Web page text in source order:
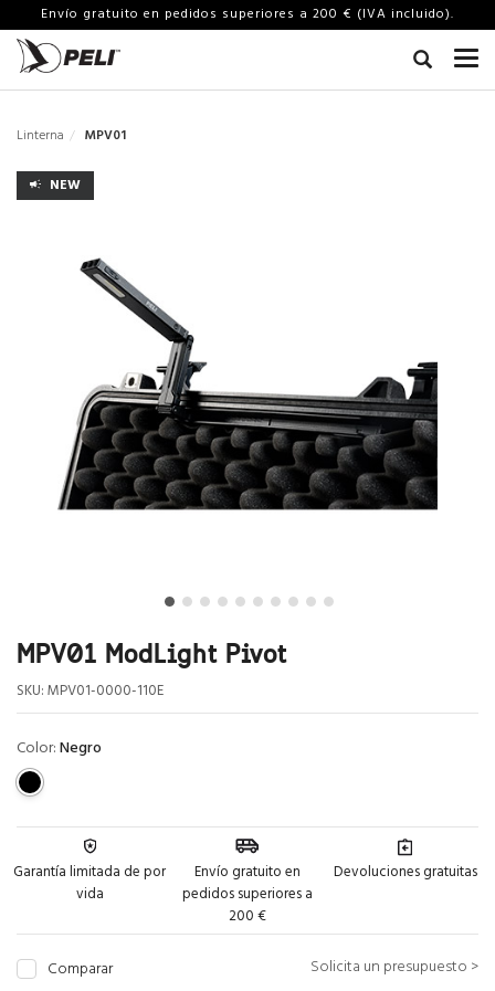
Envío gratuito en pedidos superiores a 200 € (IVA incluido).
Linterna MPV01
NEW
MPV01 ModLight Pivot
SKU:MPV01-0000-110E
Color:Negro
Garantía limitada de por
vida
Envío gratuito en
pedidos superiores a
200 €
Devoluciones gratuitas
Comparar Solicita un presupuesto >